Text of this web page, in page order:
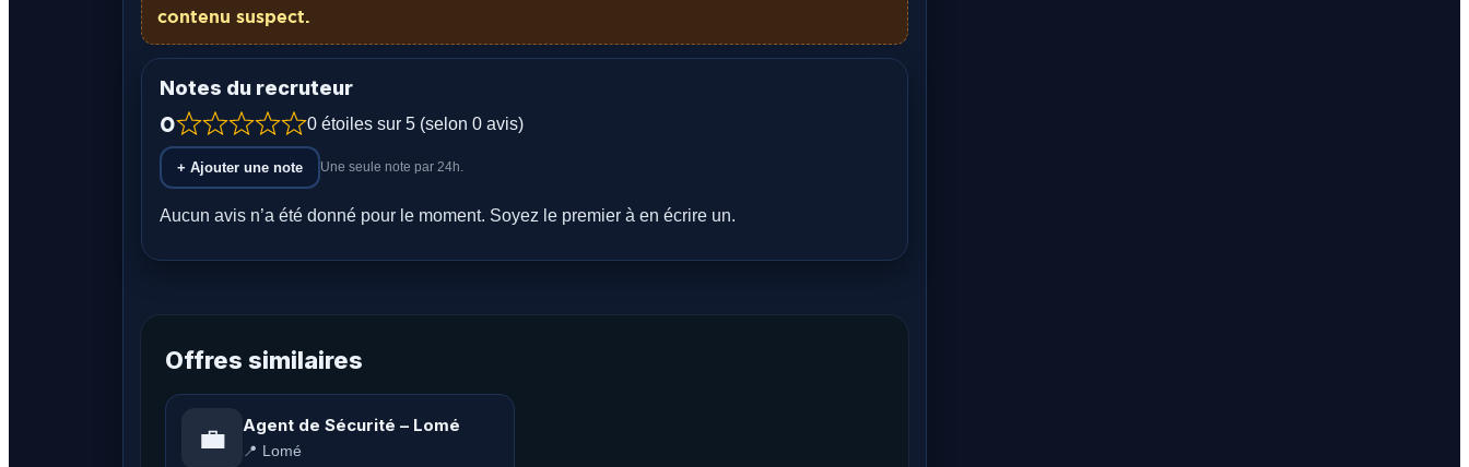
contenu suspect.
Notes du recruteur
0 0 étoiles sur 5 (selon 0 avis)
+ Ajouter une note Une seule note par 24h.
Aucun avis n’a été donné pour le moment. Soyez le premier à en écrire un.
Offres similaires
💼 Agent de Sécurité – Lomé
📍 Lomé